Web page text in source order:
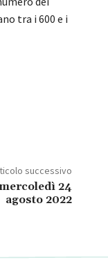
tra i 600 e i
successivo
24
agosto 2022